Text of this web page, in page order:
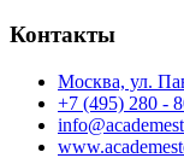
Контакты
Москва, ул.
+7 (495) 280 -